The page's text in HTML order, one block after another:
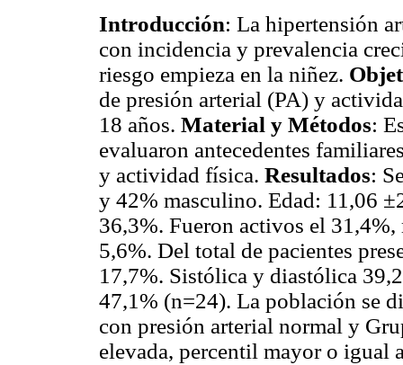
Introducción: La hipertensión
con incidencia y prevalencia
riesgo empieza en la niñez.
de presión arterial (PA) y
18 años. Material y Métodos:
evaluaron antecedentes
y actividad física. Resultados:
y 42% masculino. Edad: 11,06
36,3%. Fueron activos el
5,6%. Del total de pacientes
17,7%. Sistólica y diastólica
47,1% (n=24). La población se
con presión arterial normal y
elevada, percentil mayor o igual